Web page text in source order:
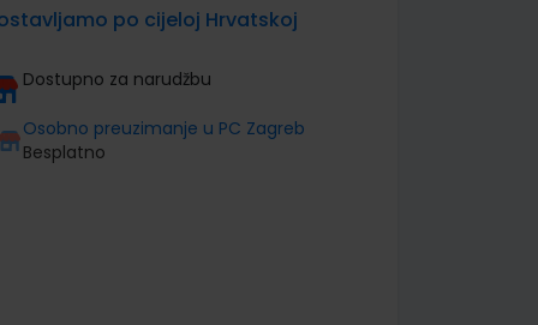
po cijeloj Hrvatskoj
Dostupno za narudžbu
Osobno preuzimanje u PC Zagreb
Besplatno